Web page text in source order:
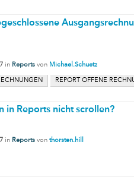
in Reports von Michael.Schuetz
REPORT OFFENE
in Reports nicht scrollen?
in Reports von thorsten.hill